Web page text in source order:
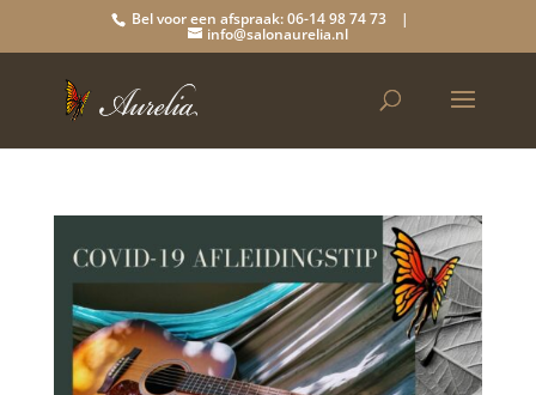
Bel voor een afspraak: 06-14 98 74 73 |
info@salonaurelia.nl